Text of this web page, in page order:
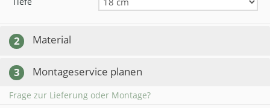
2 Material
3 Montageservice planen
Frage zur Lieferung oder Montage?